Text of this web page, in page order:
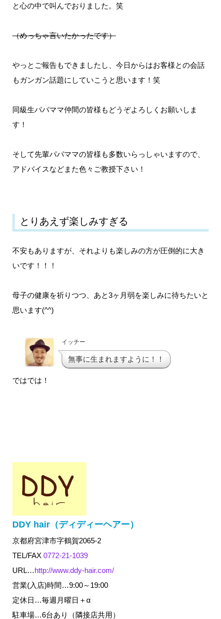
と心の中で叫んでおりました。笑
（めっちゃ言いたかったです）
やっとご報告もできましたし、今日からはお客様との会話
もガンガン話題にしていこうと思います！笑
同級生パパママ仲間の皆様もどうぞよろしくお願いしま
す！
そして先輩パパママの皆様も多数いらっしゃいますので、
アドバイスなどまた色々ご教授下さい！
とりあえず楽しみすぎる
不安もありますが、それよりも楽しみの方が圧倒的に大き
いです！！！
母子の健康を祈りつつ、あと3ヶ月弱を楽しみに待ちたいと
思います(^^)
イッチー
無事に生まれますように！！
ではでは！
DDY hair（ディディーヘアー）
京都府宮津市字鶴賀2065-2
TEL/FAX 0772-21-1039
URL…http://www.ddy-hair.com/
営業(入店)時間…9:00～19:00
定休日…毎週月曜日＋α
駐車場…6台あり（隣接店共用）